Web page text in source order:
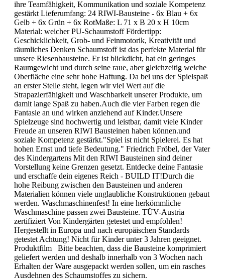
ihre Teamfähigkeit, Kommunikation und soziale Kompetenz
gestärkt Lieferumfang: 24 RIWI-Bausteine - 6x Blau + 6x
Gelb + 6x Grün + 6x RotMaße: L 71 x B 20 x H 10cm
Material: weicher PU-Schaumstoff Fördertipp:
Geschicklichkeit, Grob- und Feinmotorik, Kreativität und
räumliches Denken Schaumstoff ist das perfekte Material für
unsere Riesenbausteine. Er ist blickdicht, hat ein geringes
Raumgewicht und durch seine raue, aber gleichzeitig weiche
Oberfläche eine sehr hohe Haftung. Da bei uns der Spielspaß
an erster Stelle steht, legen wir viel Wert auf die
Strapazierfähigkeit und Waschbarkeit unserer Produkte, um
damit lange Spaß zu haben.Auch die vier Farben regen die
Fantasie an und wirken anziehend auf Kinder.Unsere
Spielzeuge sind hochwertig und leistbar, damit viele Kinder
Freude an unseren RIWI Bausteinen haben können.und
soziale Kompetenz gestärkt."Spiel ist nicht Spielerei. Es hat
hohen Ernst und tiefe Bedeutung." Friedrich Fröbel, der Vater
des Kindergartens Mit den RIWI Bausteinen sind deiner
Vorstellung keine Grenzen gesetzt. Entdecke deine Fantasie
und erschaffe dein eigenes Reich - BUILD IT!Durch die
hohe Reibung zwischen den Bausteinen und anderen
Materialien können viele unglaubliche Konstruktionen gebaut
werden. Waschmaschinenfest! In eine herkömmliche
Waschmaschine passen zwei Bausteine. TÜV-Austria
zertifiziert Von Kindergärten getestet und empfohlen!
Hergestellt in Europa und nach europäischen Standards
getestet Achtung! Nicht für Kinder unter 3 Jahren geeignet.
Produktfilm Bitte beachten, dass die Bausteine komprimiert
geliefert werden und deshalb innerhalb von 3 Wochen nach
Erhalten der Ware ausgepackt werden sollen, um ein rasches
Ausdehnen des Schaumstoffes zu sichern.